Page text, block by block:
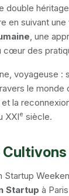
double
en suivant une
, une
cœur des
voyageuse :
le monde
la
XXIe siècle.
Startup
Startup à